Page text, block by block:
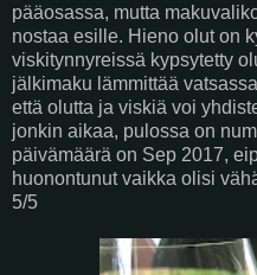
pääosassa, mutta
nostaa esille. Hieno olut on
viskitynnyreissä kypsytetty
jälkimaku lämmittää
että olutta ja viskiä voi
jonkin aikaa, pulossa on
päivämäärä on Sep 2017,
huonontunut vaikka olisi
5/5